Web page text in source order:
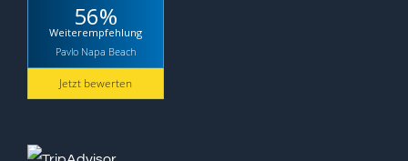
56%
Weiterempfehlung
Pavlo Napa Beach
Jetzt bewerten